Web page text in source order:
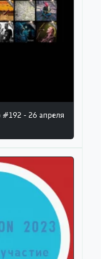
- 26 апреля